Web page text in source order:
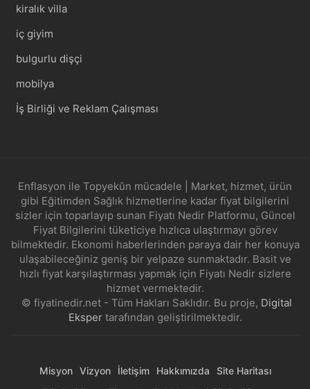
kiralık villa
iç giyim
bulgurlu dişçi
mobilya
İş Birliği ve Reklam Çalışması
Enflasyon ile Topyekûn mücadele | Market, hizmet, ürün
gibi Eğitimden Sağlık hizmetlerine kadar fiyat bilgilerini
sizler için toparlayıp sunan Fiyatı Nedir Platformu, Güncel
Fiyat Bilgilerini tüketiciye hızlıca ulaştırmayı görev
bilmektedir. Ekonomi haberlerinden paraya dair her konuya
ulaşabileceğiniz geniş bir yelpaze sunmaktadır. Basit ve
hızlı fiyat karşılaştırması yapmak için Fiyatı Nedir sizlere
hizmet vermektedir.
© fiyatinedir.net - Tüm Hakları Saklıdır. Bu proje, Digital
Ekspertarafından geliştirilmektedir.
Misyon Vizyon İletişim Hakkımızda
Site Haritası